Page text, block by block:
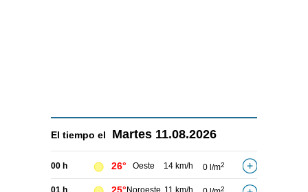
El tiempo el Martes 11.08.2026
00 h 26° Oeste 14 km/h 0 l/m2
2